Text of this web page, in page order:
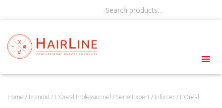
Search products…
Home / Brändid / L'Óreal Professionnel / Serie Expert/ Inforcer/ L’Oréal